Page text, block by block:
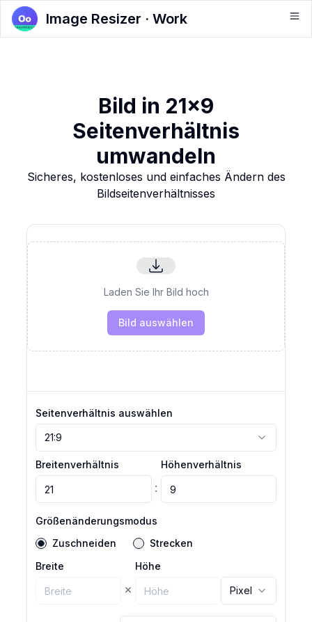
Image Resizer · Work
Bild in 21x9
Seitenverhältnis
umwandeln
Sicheres, kostenloses und einfaches Ändern des
Bildseitenverhältnisses
Laden Sie Ihr Bild hoch
Bild auswählen
Seitenverhältnis auswählen
21:9
Breitenverhältnis
:
Höhenverhältnis
Größenänderungsmodus
Zuschneiden
Strecken
Breite
×
Höhe
Pixel